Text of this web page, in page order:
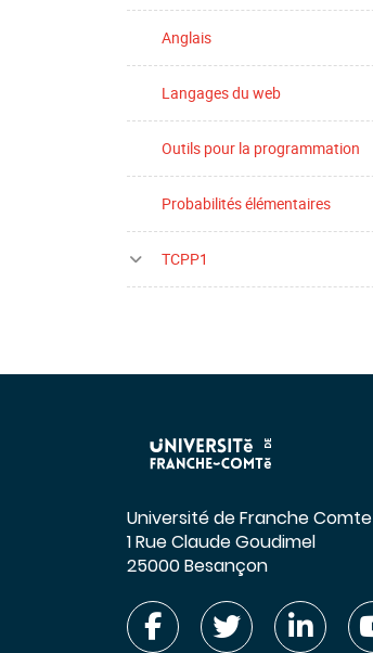
Anglais
Langages du web
Outils pour la programmation
Probabilités élémentaires
TCPP1
Université de Franche Comte
1 Rue Claude Goudimel
25000 Besançon